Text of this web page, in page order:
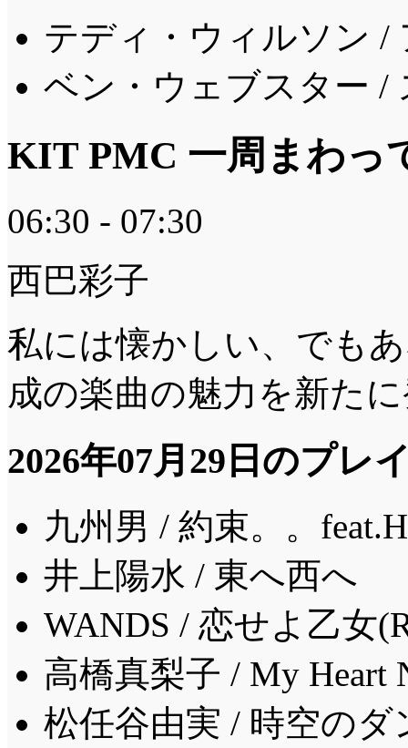
テディ・ウィルソン
ベン・ウェブスター
KIT PMC 一周まわっ
06:30 - 07:30
西巴彩子
私には懐かしい、でも
成の楽曲の魅力を新た
2026年07月29日のプレ
九州男 / 約束。。
井上陽水 / 東へ西へ
WANDS / 恋せよ乙女
高橋真梨子 / My Heart
松任谷由実 / 時空のダ